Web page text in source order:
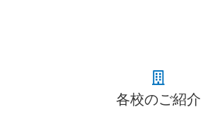
各校のご紹介